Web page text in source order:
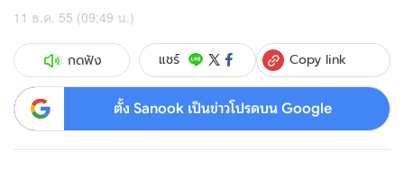
11 ธ.ค. 55 (09:49 น.)
กดฟัง แชร์ Copy link
ตั้ง Sanook เป็นข่าวโปรดบน Google